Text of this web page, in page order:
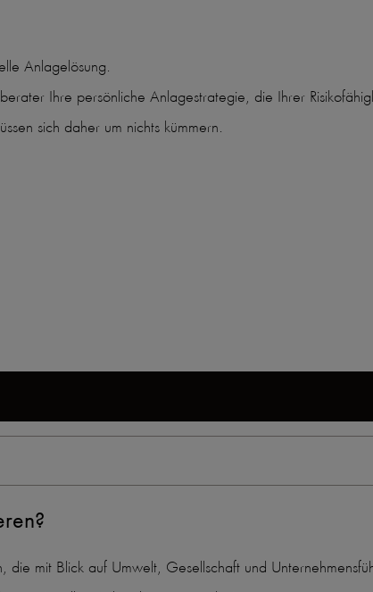
Anlagelösung.
Ihre persönliche Anlagestrategie, die Ihrer
sich daher um nichts kümmern.
die mit Blick auf Umwelt, Gesellschaft und